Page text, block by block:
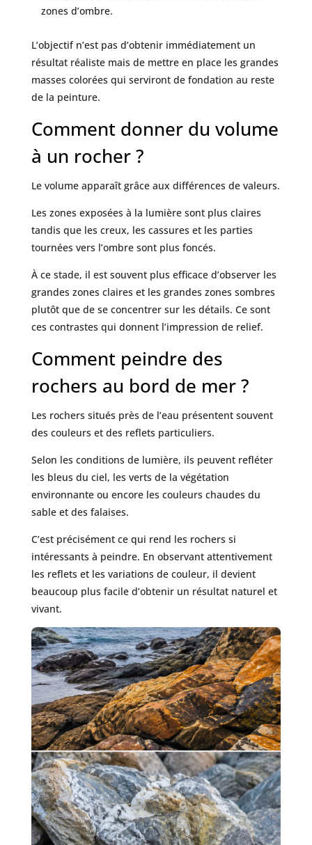
zones d’ombre.
L’objectif n’est pas d’obtenir immédiatement un
résultat réaliste mais de mettre en place les grandes
masses colorées qui serviront de fondation au reste
de la peinture.
Comment donner du volume
à un rocher ?
Le volume apparaît grâce aux différences de valeurs.
Les zones exposées à la lumière sont plus claires
tandis que les creux, les cassures et les parties
tournées vers l’ombre sont plus foncés.
À ce stade, il est souvent plus efficace d’observer les
grandes zones claires et les grandes zones sombres
plutôt que de se concentrer sur les détails. Ce sont
ces contrastes qui donnent l’impression de relief.
Comment peindre des
rochers au bord de mer ?
Les rochers situés près de l’eau présentent souvent
des couleurs et des reflets particuliers.
Selon les conditions de lumière, ils peuvent refléter
les bleus du ciel, les verts de la végétation
environnante ou encore les couleurs chaudes du
sable et des falaises.
C’est précisément ce qui rend les rochers si
intéressants à peindre. En observant attentivement
les reflets et les variations de couleur, il devient
beaucoup plus facile d’obtenir un résultat naturel et
vivant.